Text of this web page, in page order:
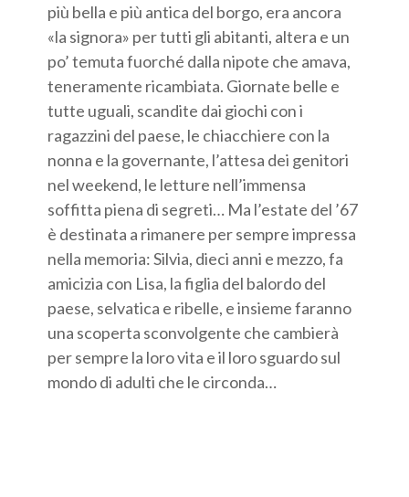
più bella e più antica del borgo, era ancora
«la signora» per tutti gli abitanti, altera e un
po’ temuta fuorché dalla nipote che amava,
teneramente ricambiata. Giornate belle e
tutte uguali, scandite dai giochi con i
ragazzini del paese, le chiacchiere con la
nonna e la governante, l’attesa dei genitori
nel weekend, le letture nell’immensa
soffitta piena di segreti… Ma l’estate del ’67
è destinata a rimanere per sempre impressa
nella memoria: Silvia, dieci anni e mezzo, fa
amicizia con Lisa, la figlia del balordo del
paese, selvatica e ribelle, e insieme faranno
una scoperta sconvolgente che cambierà
per sempre la loro vita e il loro sguardo sul
mondo di adulti che le circonda…